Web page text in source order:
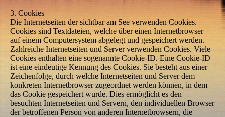
3. Cookies
Die Internetseiten der sichtbar am See verwenden Cookies.
Cookies sind Textdateien, welche über einen Internetbrowser
auf einem Computersystem abgelegt und gespeichert werden.
Zahlreiche Internetseiten und Server verwenden Cookies. Viele
Cookies enthalten eine sogenannte Cookie-ID. Eine Cookie-ID
ist eine eindeutige Kennung des Cookies. Sie besteht aus einer
Zeichenfolge, durch welche Internetseiten und Server dem
konkreten Internetbrowser zugeordnet werden können, in dem
das Cookie gespeichert wurde. Dies ermöglicht es den
besuchten Internetseiten und Servern, den individuellen Browser
der betroffenen Person von anderen Internetbrowsern, die